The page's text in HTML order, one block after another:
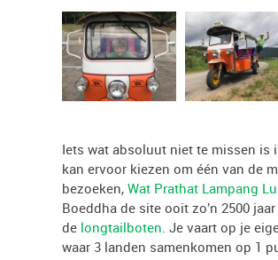
Iets wat absoluut niet te missen is
kan ervoor kiezen om één van de
bezoeken, Wat Prathat Lampang
Boeddha de site ooit zo’n 2500
de longtailboten. Je vaart op je
waar 3 landen samenkomen op 1